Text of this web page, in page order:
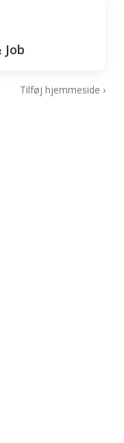
Job
Tilføj hjemmeside ›